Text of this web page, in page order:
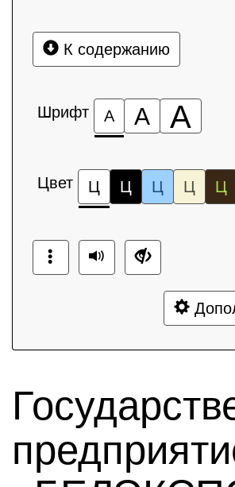
К содержанию
Шрифт А А А
Цвет Ц Ц Ц Ц Ц